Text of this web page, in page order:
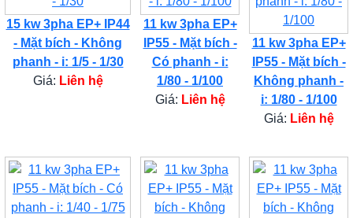
15 kw 3pha EP+ IP44
- Mặt bích - Không
phanh - i: 1/5 - 1/30
Giá: Liên hệ
11 kw 3pha EP+
IP55 - Mặt bích -
Có phanh - i:
1/80 - 1/100
Giá: Liên hệ
11 kw 3pha EP+
IP55 - Mặt bích -
Không phanh -
i: 1/80 - 1/100
Giá: Liên hệ